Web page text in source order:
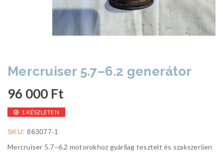
Mercruiser 5.7–6.2 generátor
96 000 Ft
1 KÉSZLETEN
SKU:863077-1
Mercruiser 5.7–6.2 motorokhoz gyárilag tesztelt és szakszerűen